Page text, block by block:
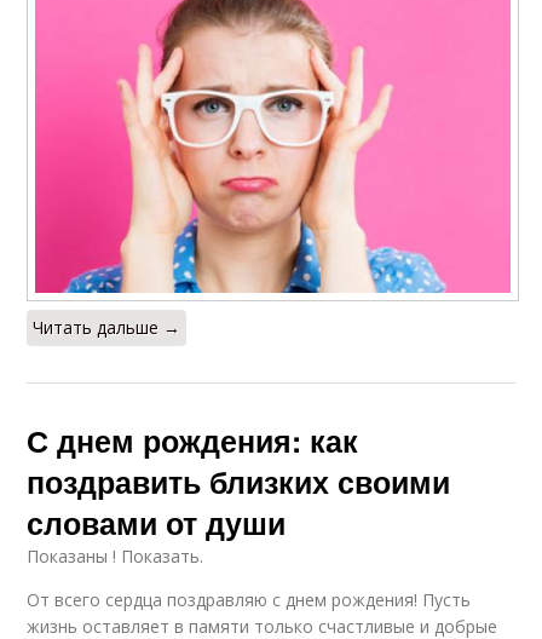
Читать дальше →
С днем рождения: как
поздравить близких своими
словами от души
Показаны ! Показать.
От всего сердца поздравляю с днем рождения! Пусть
жизнь оставляет в памяти только счастливые и добрые